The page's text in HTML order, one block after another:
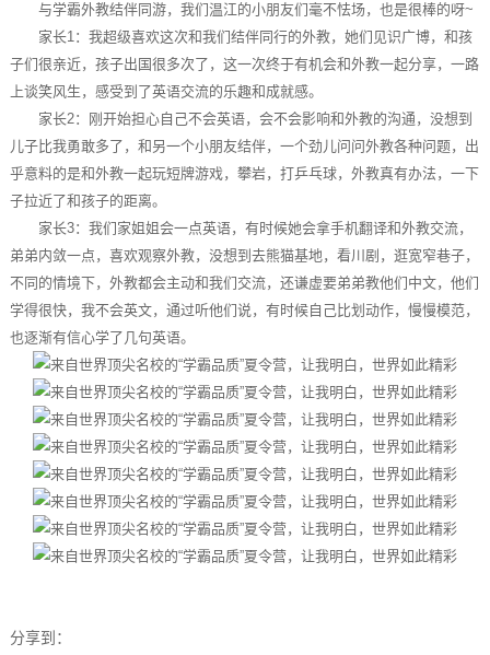
与学霸外教结伴同游，我们温江的小朋友们毫不怯场，也是很棒的呀~
家长1：我超级喜欢这次和我们结伴同行的外教，她们见识广博，和孩
子们很亲近，孩子出国很多次了，这一次终于有机会和外教一起分享，一路
上谈笑风生，感受到了英语交流的乐趣和成就感。
家长2：刚开始担心自己不会英语，会不会影响和外教的沟通，没想到
儿子比我勇敢多了，和另一个小朋友结伴，一个劲儿问问外教各种问题，出
乎意料的是和外教一起玩短牌游戏，攀岩，打乒乓球，外教真有办法，一下
子拉近了和孩子的距离。
家长3：我们家姐姐会一点英语，有时候她会拿手机翻译和外教交流，
弟弟内敛一点，喜欢观察外教，没想到去熊猫基地，看川剧，逛宽窄巷子，
不同的情境下，外教都会主动和我们交流，还谦虚要弟弟教他们中文，他们
学得很快，我不会英文，通过听他们说，有时候自己比划动作，慢慢模范，
也逐渐有信心学了几句英语。
分享到：